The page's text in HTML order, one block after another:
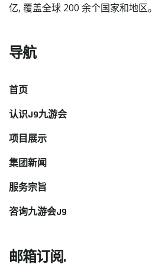
亿, 覆盖全球 200 余个国家和地区。
导航
首页
认识J9九游会
项目展示
集团新闻
服务宗旨
咨询九游会J9
邮箱订阅.